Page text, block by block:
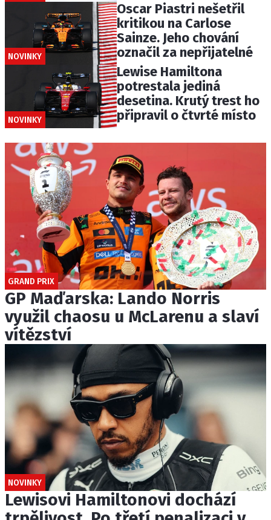
NOVINKY
Oscar Piastri nešetřil
kritikou na Carlose
Sainze. Jeho chování
označil za nepřijatelné
NOVINKY
Lewise Hamiltona
potrestala jediná
desetina. Krutý trest ho
připravil o čtvrté místo
GRAND PRIX
GP Maďarska: Lando Norris
využil chaosu u McLarenu a slaví
vítězství
NOVINKY
Lewisovi Hamiltonovi dochází